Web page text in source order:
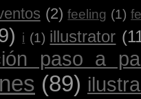
(2) feeling (1)
i (1) illustrator
paso a
(89)